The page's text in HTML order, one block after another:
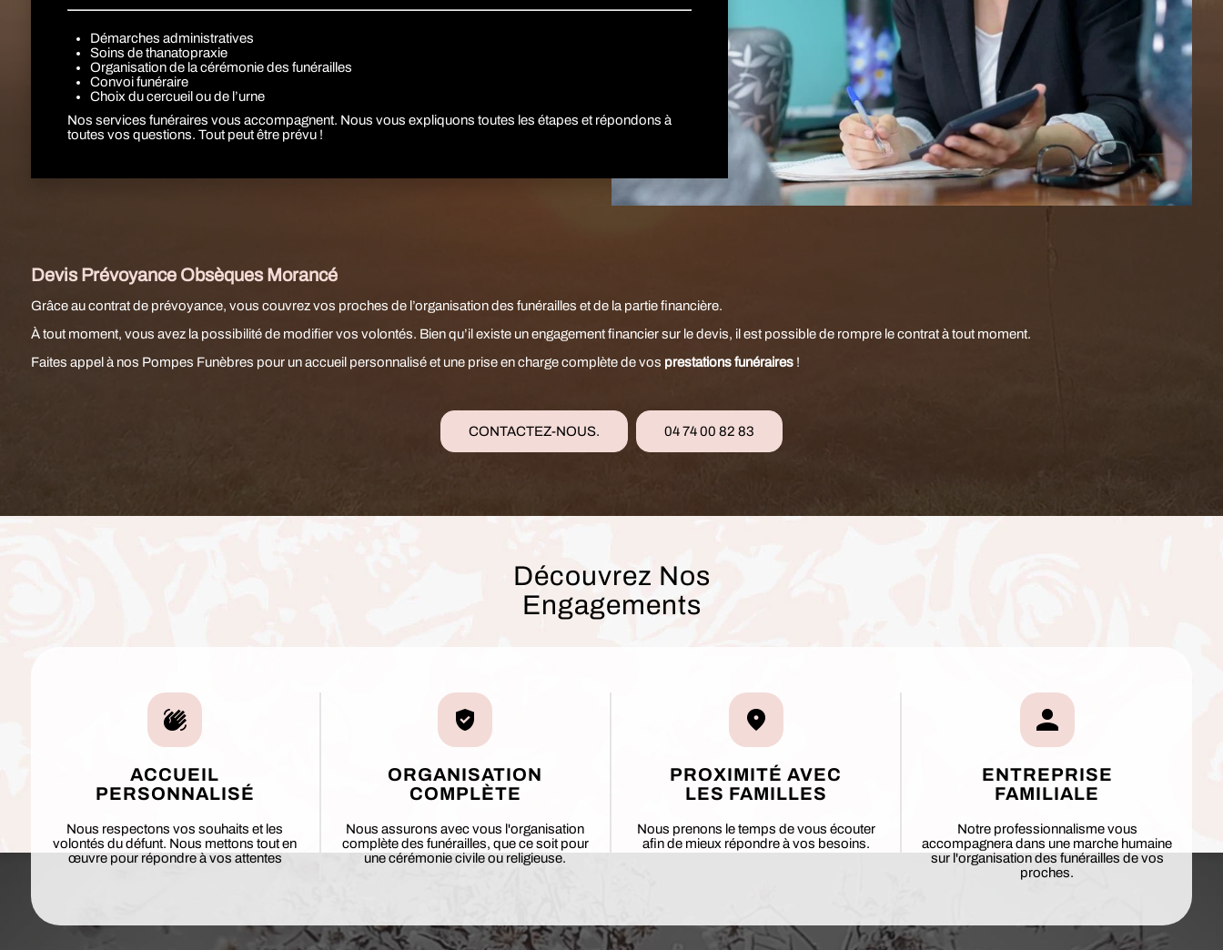
Démarches administratives
Soins de thanatopraxie
Organisation de la cérémonie des funérailles
Convoi funéraire
Choix du cercueil ou de l’urne
Nos services funéraires vous accompagnent. Nous vous expliquons toutes les étapes et répondons à
toutes vos questions. Tout peut être prévu !
Devis Prévoyance Obsèques Morancé
Grâce au contrat de prévoyance, vous couvrez vos proches de l’organisation des funérailles et de la partie financière.
À tout moment, vous avez la possibilité de modifier vos volontés. Bien qu’il existe unengagement financiersur le devis, il est possible de rompre le contrat à tout moment.
Faites appel à nos Pompes Funèbres pour un accueil personnalisé et une prise en charge complète de vos prestations funéraires!
CONTACTEZ-NOUS. 04 74 00 82 83
Découvrez Nos
Engagements
ACCUEIL
PERSONNALISÉ
Nous respectons vos souhaits et les
volontés du défunt. Nous mettons tout en
œuvre pour répondre à vos attentes
ORGANISATION
COMPLÈTE
Nous assurons avec vous l'organisation
complète des funérailles, que ce soit pour
une cérémonie civile ou religieuse.
PROXIMITÉ AVEC
LES FAMILLES
Nous prenons le temps de vous écouter
afin de mieux répondre à vos besoins.
ENTREPRISE
FAMILIALE
Notre professionnalisme vous
accompagnera dans une marche humaine
sur l'organisation des funérailles de vos
proches.